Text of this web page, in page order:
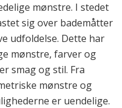
mønstre. I stedet
sig over bademåtter
udfoldelse. Dette har
mønstre, farver og
smag og stil. Fra
mønstre og
er uendelige.